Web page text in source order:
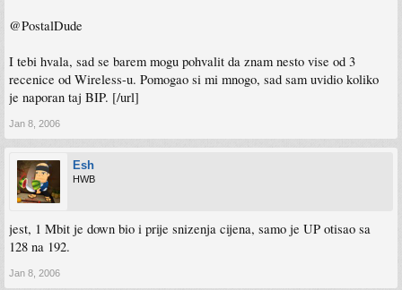
@PostalDude
I tebi hvala, sad se barem mogu pohvalit da znam nesto vise od 3
recenice od Wireless-u. Pomogao si mi mnogo, sad sam uvidio koliko
je naporan taj BIP. [/url]
Jan 8, 2006
Esh
HWB
jest, 1 Mbit je down bio i prije snizenja cijena, samo je UP otisao sa
128 na 192.
Jan 8, 2006